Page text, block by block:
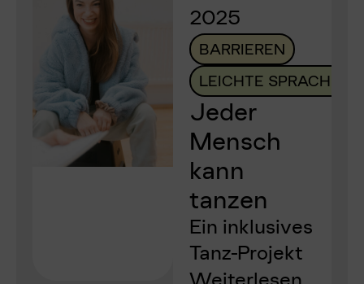
2025
BARRIEREN
LEICHTE SPRACHE
Jeder
Mensch
kann
tanzen
Ein inklusives
Tanz-Projekt